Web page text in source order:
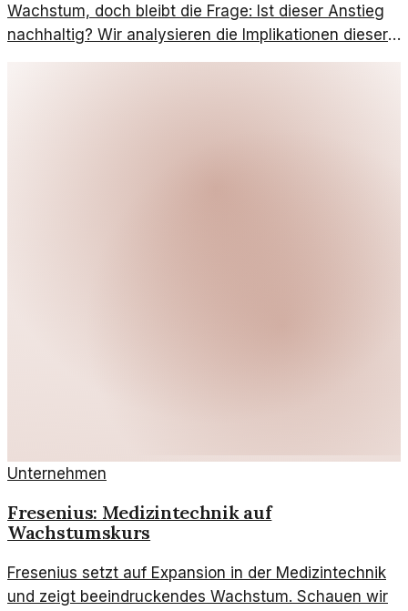
Wachstum, doch bleibt die Frage: Ist dieser Anstieg
nachhaltig? Wir analysieren die Implikationen dieser
Entwicklung.
Unternehmen
Fresenius: Medizintechnik auf
Wachstumskurs
Fresenius setzt auf Expansion in der Medizintechnik
und zeigt beeindruckendes Wachstum. Schauen wir